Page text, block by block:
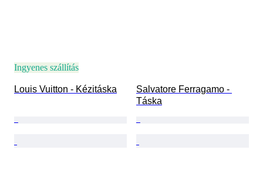
Ingyenes szállítás
Louis Vuitton - Kézitáska
Salvatore Ferragamo -
Táska